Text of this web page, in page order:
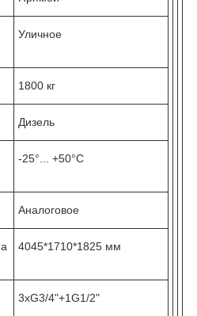
Уличное
1800 кг
Дизель
-25°... +50°С
Аналоговое
4045*1710*1825 мм
3хG3/4"+1G1/2"